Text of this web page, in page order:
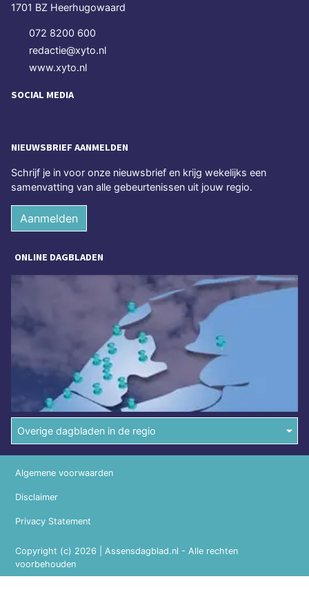
1701 BZ Heerhugowaard
072 8200 600
redactie@xyto.nl
www.xyto.nl
SOCIAL MEDIA
NIEUWSBRIEF AANMELDEN
Schrijf je in voor onze nieuwsbrief en krijg wekelijks een
samenvatting van alle gebeurtenissen uit jouw regio.
Aanmelden
ONLINE DAGBLADEN
Overige dagbladen in de regio
Copyright (c) 2026 | Assensdagblad.nl - Alle rechten
voorbehouden
Algemene voorwaarden
Disclaimer
Privacy Statement